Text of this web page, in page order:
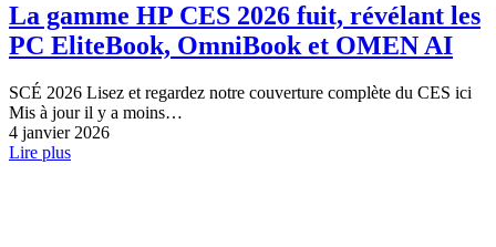
La gamme HP CES 2026 fuit, révélant les
PC EliteBook, OmniBook et OMEN AI
SCÉ 2026 Lisez et regardez notre couverture complète du CES ici
Mis à jour il y a moins…
4 janvier 2026
Lire plus